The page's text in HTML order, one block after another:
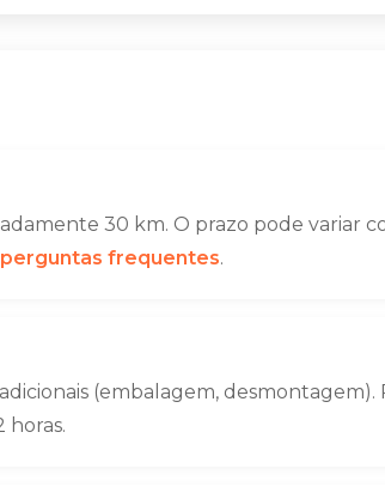
30 km. O prazo pode variar
frequentes.
(embalagem,
horas.